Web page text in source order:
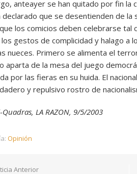
anteayer se han quitado por fin la
declarado que se desentienden de
los comicios deben celebrarse
gestos de complicidad y halago a
nueces. Primero se alimenta el
aparta de la mesa del juego
por las fieras en su huida. El
y repulsivo rostro de
LA RAZON, 9/5/2003
Opinión
Anterior